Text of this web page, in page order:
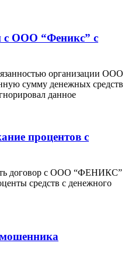
с ООО “Феникс” с
организации ООО
сумму денежных средств
данное
процентов с
договор с ООО “ФЕНИКС”
средств с денежного